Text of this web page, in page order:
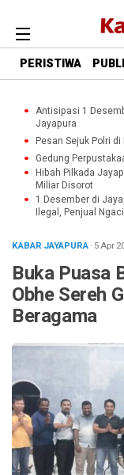
PERISTIWA
Antisipasi 1
Jayapura
Pesan Sejuk Polri
Gedung
Hibah Pilkada
Miliar Disorot
1 Desember di
Ilegal, Penjual
KABAR JAYAPURA· 5 Apr
Buka Puasa
Obhe Sereh
Beragama